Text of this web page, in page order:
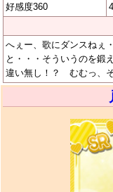
好感度360
へぇー、歌にダンスねぇ
と・・・そういうのを鍛
違い無し！？ むむっ、